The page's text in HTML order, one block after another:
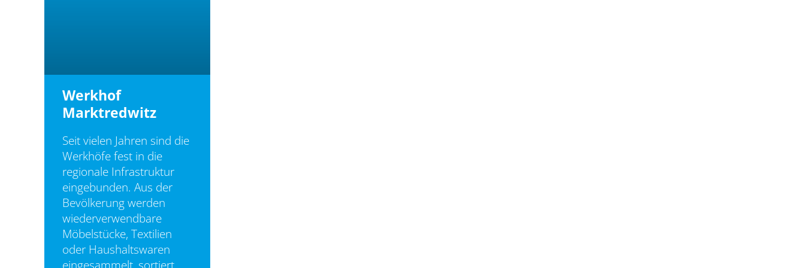
Werkhof
Marktredwitz
Seit vielen Jahren sind die
Werkhöfe fest in die
regionale Infrastruktur
eingebunden. Aus der
Bevölkerung werden
wiederverwendbare
Möbelstücke, Textilien
oder Haushaltswaren
eingesammelt, sortiert